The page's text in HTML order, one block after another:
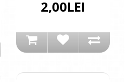
2,00LEI